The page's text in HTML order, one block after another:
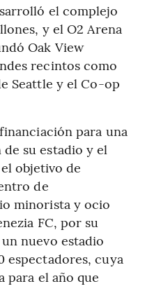
el complejo
y el O2 Arena
Oak View
recintos como
Seattle y el Co-op
para una
su estadio y el
objetivo de
de
minorista y ocio
FC, por su
nuevo estadio
espectadores, cuya
para el año que